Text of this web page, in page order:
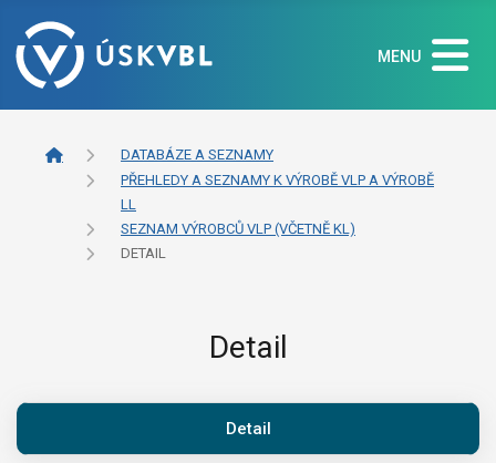
MENU
DATABÁZE A SEZNAMY
PŘEHLEDY A SEZNAMY K VÝROBĚ VLP A VÝROBĚ
LL
SEZNAM VÝROBCŮ VLP (VČETNĚ KL)
DETAIL
Detail
Detail